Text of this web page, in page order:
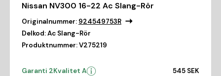
Nissan NV300 16-22 Ac Slang-Rör
Originalnummer: 924549753R
Delkod:Ac Slang-Rör
Produktnummer:V275219
Garanti 2Kvalitet A 545 SEK